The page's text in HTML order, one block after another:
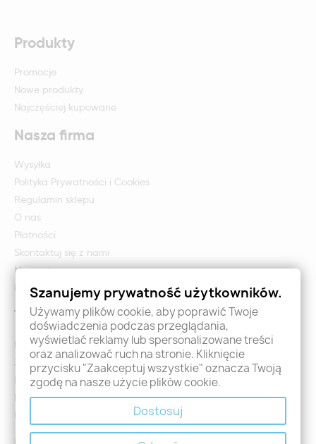
Produkty
Promocje
Nowe produkty
Najczęściej kupowane
Nasza firma
Wysyłka
Polityka Prywatności i Cookies
Regulamin sklepu
O nas
Płatności
Skontaktuj się z nami
Mapa strony
Formularz zwrotu i reklamacji
Twoje konto
Logowanie
Załóż konto - Rejestracja
Moje zamówienia
Promocje
Nowości
Szanujemy prywatność użytkowników.
Używamy plików cookie, aby poprawić Twoje
doświadczenia podczas przeglądania,
wyświetlać reklamy lub spersonalizowane treści
oraz analizować ruch na stronie. Kliknięcie
przycisku "Zaakceptuj wszystkie" oznacza Twoją
zgodę na nasze użycie plików cookie.
Dostosuj